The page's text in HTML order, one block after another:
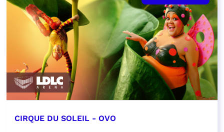
CIRQUE DU SOLEIL - OVO